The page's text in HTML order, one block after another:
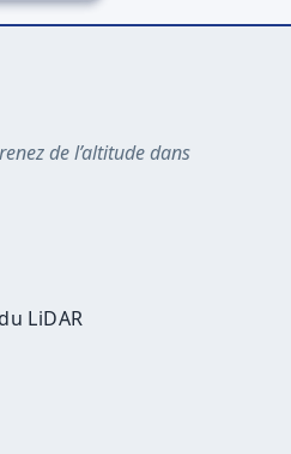
de l’altitude dans
LiDAR